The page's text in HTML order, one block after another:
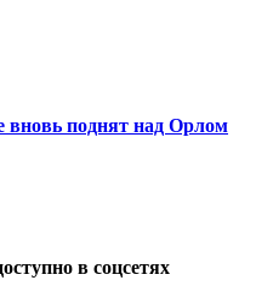
поднят над Орлом
в соцсетях